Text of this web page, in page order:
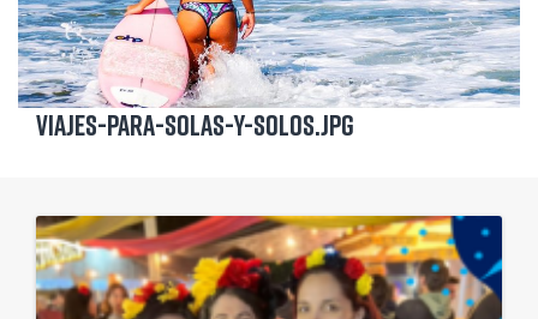
Viajes-para-solas-y-solos.jpg